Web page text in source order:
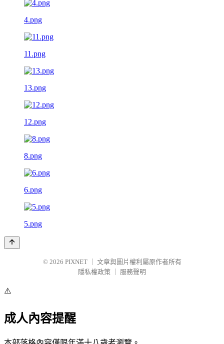
4.png
11.png
13.png
12.png
8.png
6.png
5.png
© 2026 PIXNET
文章與圖片權利屬原作者所有
隱私權政策
服務聲明
⚠️
成人內容提醒